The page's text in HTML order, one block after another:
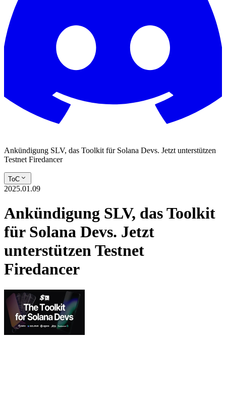
Ankündigung SLV, das Toolkit für Solana Devs. Jetzt unterstützen
Testnet Firedancer
ToC
2025.01.09
Ankündigung SLV, das Toolkit
für Solana Devs. Jetzt
unterstützen Testnet
Firedancer